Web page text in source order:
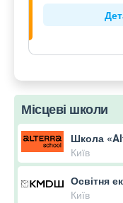
Місцеві школи
Школа
Київ
Освітня
Київ